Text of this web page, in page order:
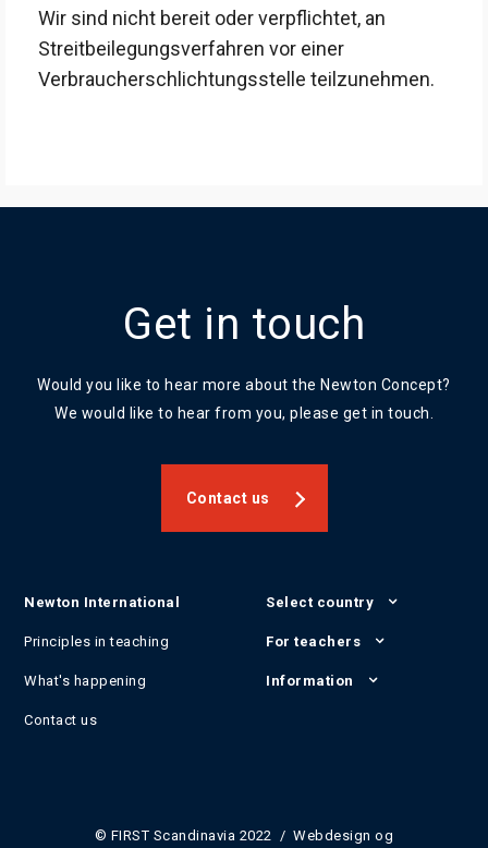
Wir sind nicht bereit oder verpflichtet, an
Streitbeilegungsverfahren vor einer
Verbraucherschlichtungsstelle teilzunehmen.
Get in touch
Would you like to hear more about the Newton Concept?
We would like to hear from you, please get in touch.
Contact us
Newton International
Principles in teaching
What's happening
Contact us
Select country
For teachers
Information
© FIRST Scandinavia 2022 / Webdesign og